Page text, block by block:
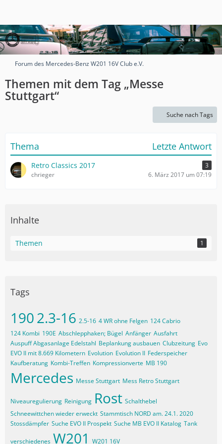
Forum des Mercedes-Benz W201 16V Club e.V.
Themen mit dem Tag „Messe
Stuttgart“
Suche nach Tags
Thema Letzte Antwort
Retro Classics 2017
3
chrieger
6. März 2017 um 07:19
Inhalte
Themen 1
Tags
1902.3-16 2.5-16 4 WR ohne Felgen 124 Cabrio
124 Kombi 190E Abschlepphaken; Bügel Anfänger Ausfahrt
Auspuff Abgasanlage Edelstahl Beplankung ausbauen Clubzeitung Evo
EVO II mit 8.669 Kilometern Evolution Evolution II Federspeicher
Kaufberatung Kombi-Treffen Kompressionverte MB 190
Mercedes Messe Stuttgart Mess Retro Stuttgart
Niveauregulierung Reinigung Rost Schalthebel
Schneewittchen wieder erweckt Stammtisch NORD am. 24.1. 2020
Stossdämpfer Suche EVO II Prospekt Suche MB EVO II Katalog Tank
verschiedenes W201 W201 16V